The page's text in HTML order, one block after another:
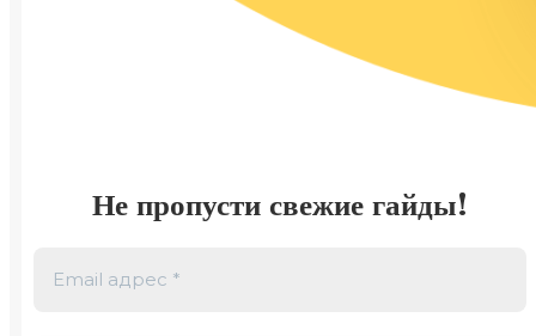
Не пропусти свежие гайды!